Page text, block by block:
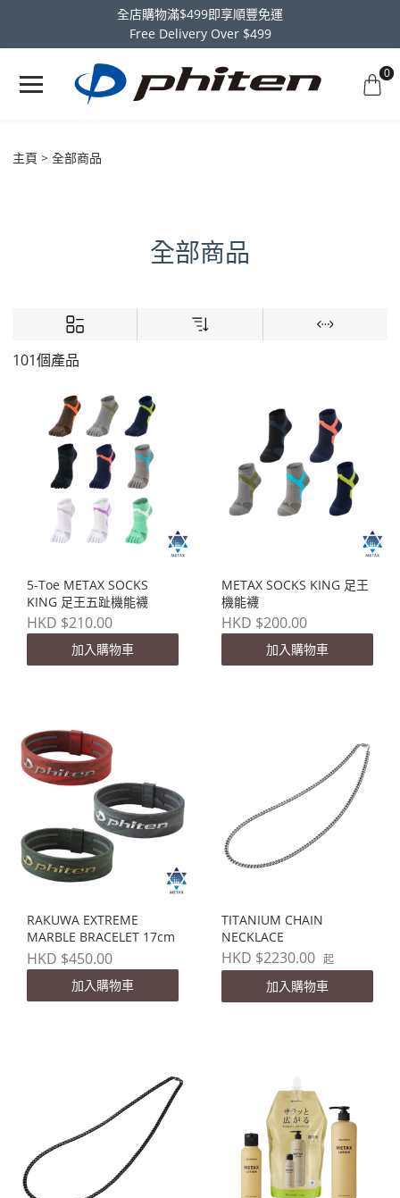
全店購物滿$499即享順豐免運
Free Delivery Over $499
0
主頁 全部商品
全部商品
101個產品
5-Toe METAX SOCKS
KING 足王五趾機能襪
HKD $210.00
加入購物車
METAX SOCKS KING 足王
機能襪
HKD $200.00
加入購物車
RAKUWA EXTREME
MARBLE BRACELET 17cm
HKD $450.00
加入購物車
TITANIUM CHAIN
NECKLACE
HKD $2230.00 起
加入購物車